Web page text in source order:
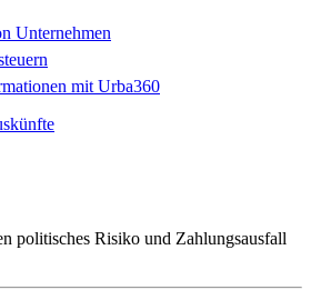
Unternehmen
mit Urba360
politisches Risiko und Zahlungsausfall